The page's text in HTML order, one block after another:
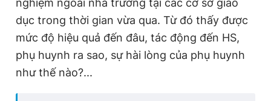
dục trong thời gian vừa qua. Từ đó thấy được
mức độ hiệu quả đến đâu, tác động đến HS,
phụ huynh ra sao, sự hài lòng của phụ huynh
như thế nào?...